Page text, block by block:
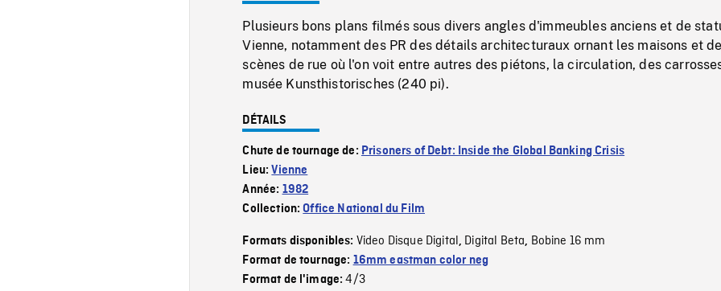
Plusieurs bons plans filmés sous divers angles d'immeubles anciens et de
Vienne, notamment des PR des détails architecturaux ornant les maisons et
scènes de rue où l'on voit entre autres des piétons, la circulation, des
musée Kunsthistorisches (240 pi).
DÉTAILS
Chute de tournage de: Prisoners of Debt: Inside the Global Banking Crisis
Lieu:Vienne
Année: 1982
Collection:Office National du Film
Formats disponibles: Video Disque Digital, Digital Beta, Bobine 16 mm
Format de tournage: 16mm eastman color neg
Format de l'image:4/3